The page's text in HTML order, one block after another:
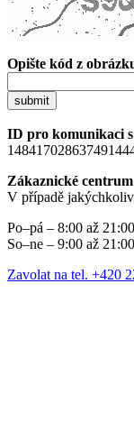
Opište kód z
submit
ID pro komunikaci
Zákaznické
V případě jakýchkoliv
Po–pá – 8:00 až 21:00
So–ne – 9:00 až 21:00
Zavolat na tel. +420